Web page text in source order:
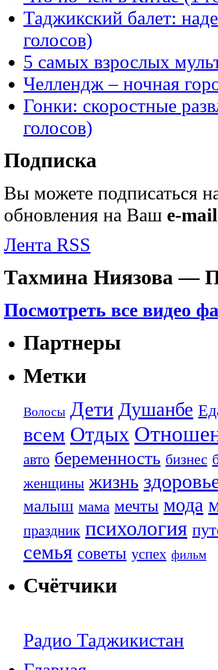
Таджикский балет:
голосов)
5 самых взрослых
Челлендж – ночная
Гонки: скоростные
голосов)
Подписка
Вы можете подписаться
обновления на Ваш e-mail
Лента RSS
Тахмина Ниязова —
Посмотреть все видео
Партнеры
Метки
Волосы Дети Душанбе
всем Отдых
авто беременность бизнес
женщины жизнь
малыш мама мечты мода
праздник психология
семья советы успех фильм
Счётчики
Радио Таджикистан